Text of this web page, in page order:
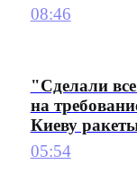
08:46
"Сделали
на
Киеву
05:54